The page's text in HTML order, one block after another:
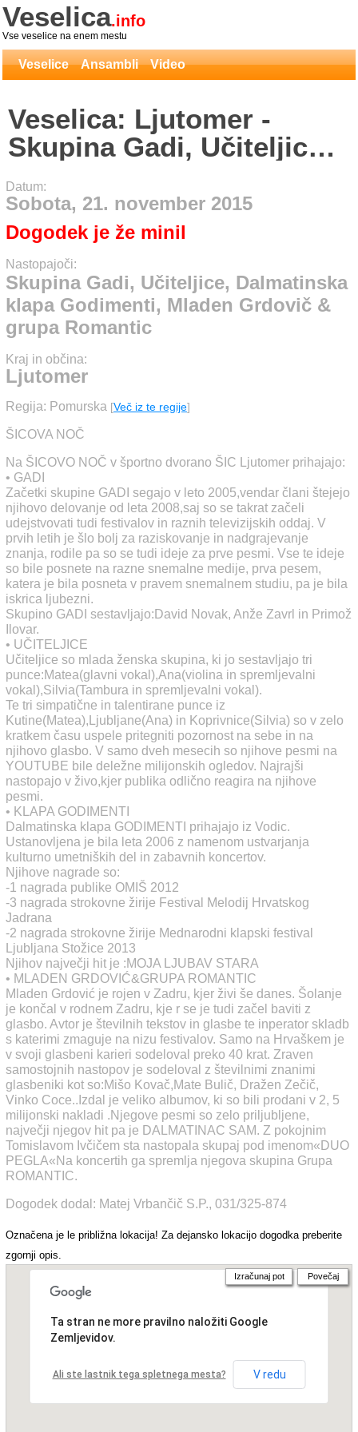
Veselica.info
Vse veselice na enem mestu
Veselice Ansambli Video
Veselica: Ljutomer -
Skupina Gadi, Učiteljice,
Dalmatinska klapa
Godimenti, Mladen
Grdovič & grupa
Romantic
Datum:
Sobota, 21. november 2015
Dogodek je že minil
Nastopajoči:
Skupina Gadi, Učiteljice, Dalmatinska
klapa Godimenti, Mladen Grdovič &
grupa Romantic
Kraj in občina:
Ljutomer
Regija: Pomurska [Več iz te regije]
ŠICOVA NOČ
Na ŠICOVO NOČ v športno dvorano ŠIC Ljutomer prihajajo:
• GADI
Začetki skupine GADI segajo v leto 2005,vendar člani štejejo
njihovo delovanje od leta 2008,saj so se takrat začeli
udejstvovati tudi festivalov in raznih televizijskih oddaj. V
prvih letih je šlo bolj za raziskovanje in nadgrajevanje
znanja, rodile pa so se tudi ideje za prve pesmi. Vse te ideje
so bile posnete na razne snemalne medije, prva pesem,
katera je bila posneta v pravem snemalnem studiu, pa je bila
iskrica ljubezni.
Skupino GADI sestavljajo:David Novak, Anže Zavrl in Primož
Ilovar.
• UČITELJICE
Učiteljice so mlada ženska skupina, ki jo sestavljajo tri
punce:Matea(glavni vokal),Ana(violina in spremljevalni
vokal),Silvia(Tambura in spremljevalni vokal).
Te tri simpatične in talentirane punce iz
Kutine(Matea),Ljubljane(Ana) in Koprivnice(Silvia) so v zelo
kratkem času uspele pritegniti pozornost na sebe in na
njihovo glasbo. V samo dveh mesecih so njihove pesmi na
YOUTUBE bile deležne milijonskih ogledov. Najrajši
nastopajo v živo,kjer publika odlično reagira na njihove
pesmi.
• KLAPA GODIMENTI
Dalmatinska klapa GODIMENTI prihajajo iz Vodic.
Ustanovljena je bila leta 2006 z namenom ustvarjanja
kulturno umetniških del in zabavnih koncertov.
Njihove nagrade so:
-1 nagrada publike OMIŠ 2012
-3 nagrada strokovne žirije Festival Melodij Hrvatskog
Jadrana
-2 nagrada strokovne žirije Mednarodni klapski festival
Ljubljana Stožice 2013
Njihov največji hit je :MOJA LJUBAV STARA
• MLADEN GRDOVIĆ&GRUPA ROMANTIC
Mladen Grdović je rojen v Zadru, kjer živi še danes. Šolanje
je končal v rodnem Zadru, kje r se je tudi začel baviti z
glasbo. Avtor je številnih tekstov in glasbe te inperator skladb
s katerimi zmaguje na nizu festivalov. Samo na Hrvaškem je
v svoji glasbeni karieri sodeloval preko 40 krat. Zraven
samostojnih nastopov je sodeloval z številnimi znanimi
glasbeniki kot so:Mišo Kovač,Mate Bulič, Dražen Zečič,
Vinko Coce..Izdal je veliko albumov, ki so bili prodani v 2, 5
milijonski nakladi .Njegove pesmi so zelo priljubljene,
največji njegov hit pa je DALMATINAC SAM. Z pokojnim
Tomislavom Ivčičem sta nastopala skupaj pod imenom«DUO
PEGLA«Na koncertih ga spremlja njegova skupina Grupa
ROMANTIC.
Dogodek dodal: Matej Vrbančič S.P., 031/325-874
Označena je le približna lokacija! Za dejansko lokacijo dogodka preberite
zgornji opis.
Ta stran ne more pravilno naložiti Google
Zemljevidov.
Ali ste lastnik tega spletnega mesta? V redu
Izračunaj pot Povečaj